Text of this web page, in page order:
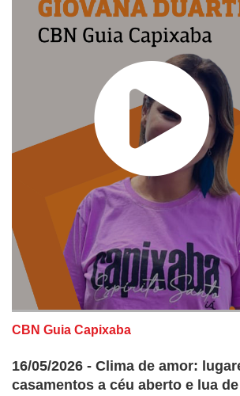
CBN Guia Capixaba
16/05/2026 - Clima de amor:
casamentos a céu aberto e lua